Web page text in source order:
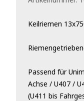
Keilriemen
Passend für
Achse / U407 /
(U411 bis